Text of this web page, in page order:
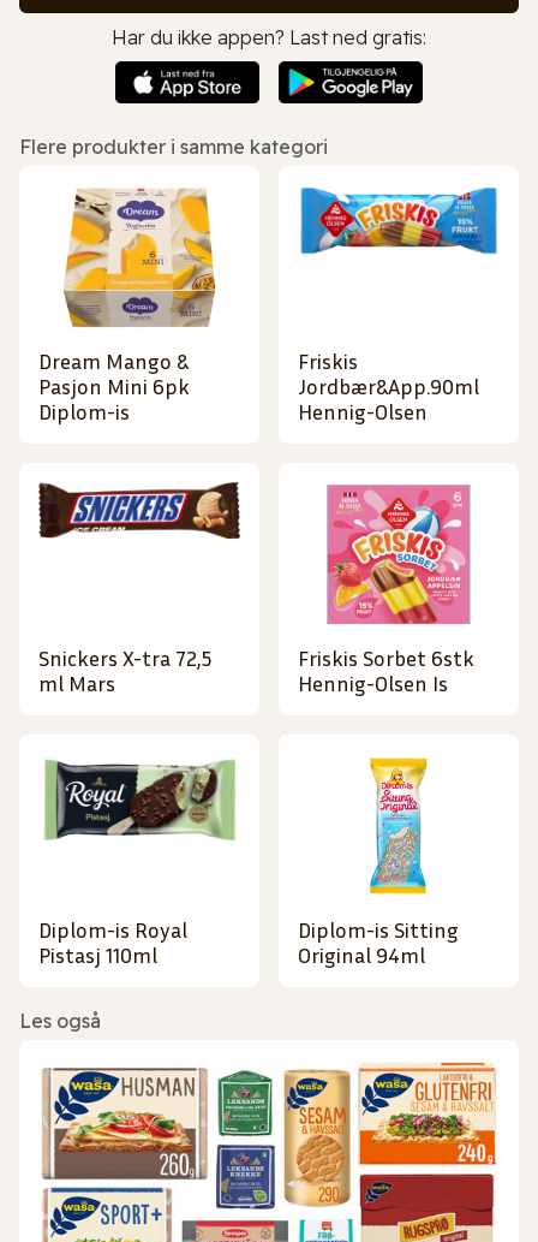
Har du ikke appen? Last ned gratis:
Flere produkter i samme kategori
Dream Mango &
Pasjon Mini 6pk
Diplom-is
Friskis
Jordbær&App.90ml
Hennig-Olsen
Snickers X-tra 72,5
ml Mars
Friskis Sorbet 6stk
Hennig-Olsen Is
Diplom-is Royal
Pistasj 110ml
Diplom-is Sitting
Original 94ml
Les også